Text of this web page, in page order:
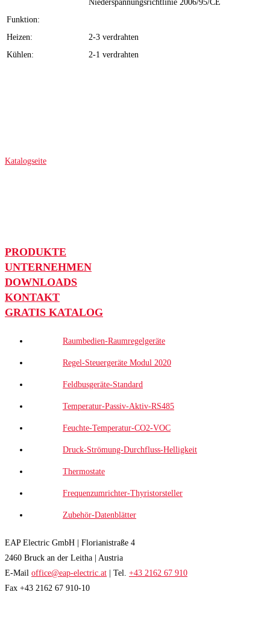
Niederspannungsrichtlinie 2006/95/CE
Funktion:
Heizen:
2-3 verdrahten
Kühlen:
2-1 verdrahten
Katalogseite
PRODUKTE
UNTERNEHMEN
DOWNLOADS
KONTAKT
GRATIS KATALOG
Raumbedien-Raumregelgeräte
Regel-Steuergeräte Modul 2020
Feldbusgeräte-Standard
Temperatur-Passiv-Aktiv-RS485
Feuchte-Temperatur-CO2-VOC
Druck-Strömung-Durchfluss-Helligkeit
Thermostate
Frequenzumrichter-Thyristorsteller
Zubehör-Datenblätter
EAP Electric GmbH | Florianistraße 4
2460 Bruck an der Leitha | Austria
E-Mail office@eap-electric.at | Tel. +43 2162 67 910
Fax +43 2162 67 910-10